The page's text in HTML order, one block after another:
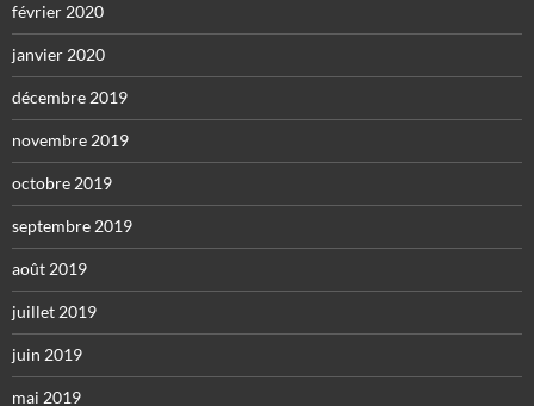
février 2020
janvier 2020
décembre 2019
novembre 2019
octobre 2019
septembre 2019
août 2019
juillet 2019
juin 2019
mai 2019